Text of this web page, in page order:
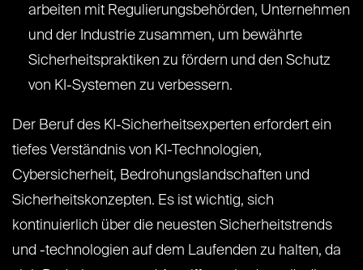
arbeiten mit Regulierungsbehörden, Unternehmen
und der Industrie zusammen, um bewährte
Sicherheitspraktiken zu fördern und den Schutz
von KI-Systemen zu verbessern.
Der Beruf des KI-Sicherheitsexperten erfordert ein
tiefes Verständnis von KI-Technologien,
Cybersicherheit, Bedrohungslandschaften und
Sicherheitskonzepten. Es ist wichtig, sich
kontinuierlich über die neuesten Sicherheitstrends
und -technologien auf dem Laufenden zu halten, da